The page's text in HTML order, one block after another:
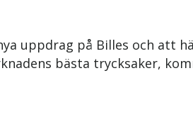
uppdrag på Billes och att
bästa trycksaker,